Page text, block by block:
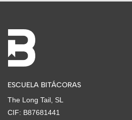
ESCUELA BITÁCORAS
The Long Tail, SL
CIF: B87681441